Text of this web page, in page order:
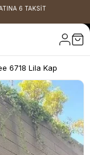
6 TAKSİT
6718 Lila Kap